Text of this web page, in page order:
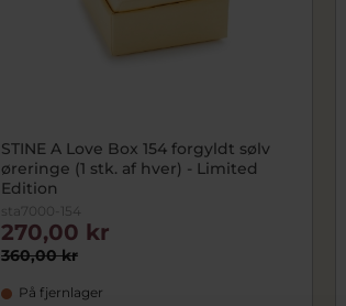
STINE A Love Box 154 forgyldt sølv
øreringe (1 stk. af hver) - Limited
Edition
sta7000-154
360,00 kr
270,00 kr
På fjernlager